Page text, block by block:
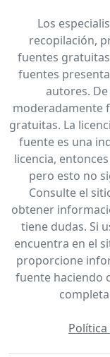
Los
recopilación,
fuentes
fuentes
autores.
moderadamente
gratuitas. La
fuente es una
licencia,
pero esto no
Consulte el
obtener
tiene dudas. Si
encuentra en el
proporcione
fuente haciendo